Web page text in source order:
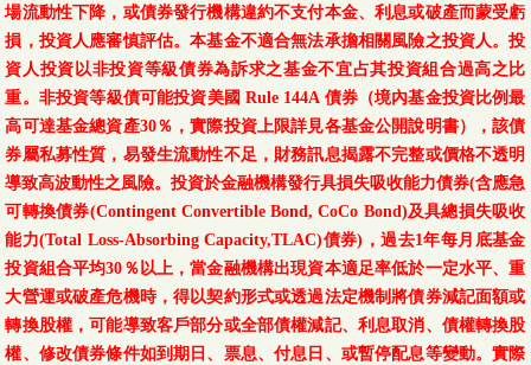
場流動性下降，或債券發行機構違約不支付本金、利息或破產而蒙受虧
損，投資人應審慎評估。本基金不適合無法承擔相關風險之投資人。投
資人投資以非投資等級債券為訴求之基金不宜占其投資組合過高之比
重。非投資等級債可能投資美國 Rule 144A 債券（境內基金投資比例最
高可達基金總資產30％，實際投資上限詳見各基金公開說明書），該債
券屬私募性質，易發生流動性不足，財務訊息揭露不完整或價格不透明
導致高波動性之風險。投資於金融機構發行具損失吸收能力債券(含應急
可轉換債券(Contingent Convertible Bond, CoCo Bond)及具總損失吸收
能力(Total Loss-Absorbing Capacity,TLAC)債券)，過去1年每月底基金
投資組合平均30％以上，當金融機構出現資本適足率低於一定水平、重
大營運或破產危機時，得以契約形式或透過法定機制將債券減記面額或
轉換股權，可能導致客戶部分或全部債權減記、利息取消、債權轉換股
權、修改債券條件如到期日、票息、付息日、或暫停配息等變動。實際